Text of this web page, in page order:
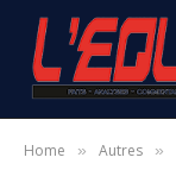
Home » Autres »